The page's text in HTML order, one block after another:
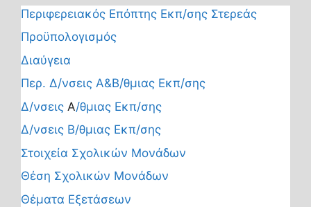
Περιφερειακός Επόπτης Εκπ/σης Στερεάς
Προϋπολογισμός
Διαύγεια
Περ. Δ/νσεις Α&Β/θμιας Εκπ/σης
Δ/νσεις Α/θμιας Εκπ/σης
Δ/νσεις Β/θμιας Εκπ/σης
Στοιχεία Σχολικών Μονάδων
Θέση Σχολικών Μονάδων
Θέματα Εξετάσεων